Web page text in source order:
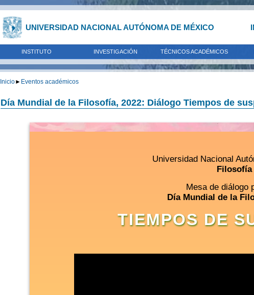
UNIVERSIDAD NACIONAL AUTÓNOMA DE MÉXICO
INSTITUTO INVESTIGACIÓN TÉCNICOS ACADÉMICOS
Inicio► Eventos académicos
Día Mundial de la Filosofía, 2022: Diálogo Tiempos de
Universidad Nacional
Filosofía
Mesa de
Día Mundial de la
TIEMPOS DE